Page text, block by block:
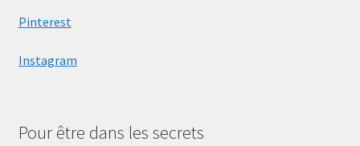
Pinterest
Instagram
Pour être dans les secrets